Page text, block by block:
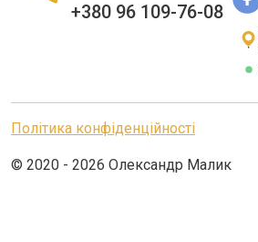
+380 96 109-76-08
Політика конфіденційності
© 2020 - 2026 Олександр Малик